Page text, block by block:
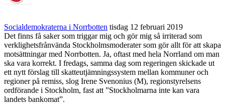
Socialdemokraterna i Norrbotten tisdag 12 februari 2019
Det finns få saker som triggar mig och gör mig så irriterad som
verklighetsfrånvända Stockholmsmoderater som gör allt för att skapa
motsättningar med Norrbotten. Ja, oftast med hela Norrland om man
ska vara korrekt. I fredags, samma dag som regeringen skickade ut
ett nytt förslag till skatteutjämningssystem mellan kommuner och
regioner på remiss, slog Irene Svenonius (M), regionstyrelsens
ordförande i Stockholm, fast att ”Stockholmarna inte kan vara
landets bankomat”.